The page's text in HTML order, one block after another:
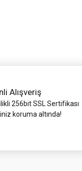
Alışveriş
256bit SSL Sertifikası
koruma altında!